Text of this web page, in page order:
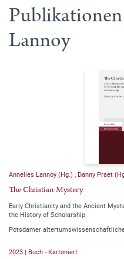
Lannoy
Annelies Lannoy (Hg.) Danny Praet
The Christian Mystery
Early Christianity and the Ancient
the History of Scholarship
Potsdamer
2023 | Buch - Kartoniert